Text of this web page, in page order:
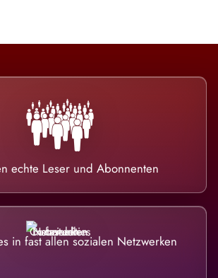
echte Leser und Abonnenten
in fast allen sozialen Netzwerken